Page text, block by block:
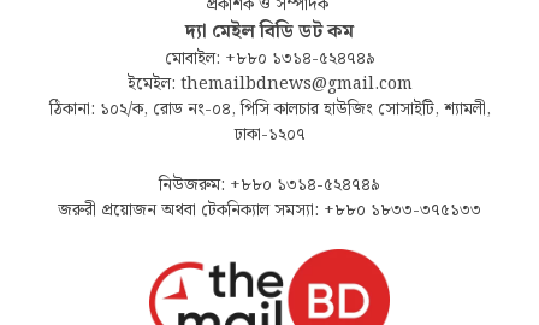
দ্যা মেইল বিডি ডট কম
মোবাইল: +৮৮০ ১৩১৪-৫২৪৭৪৯
ইমেইল: themailbdnews@gmail.com
ঠিকানা: ১০২/ক, রোড নং-০৪, পিসি কালচার হাউজিং সোসাইটি, শ্যামলী,
ঢাকা-১২০৭
নিউজরুম: +৮৮০ ১৩১৪-৫২৪৭৪৯
জরুরী প্রয়োজন অথবা টেকনিক্যাল সমস্যা: +৮৮০ ১৮৩৩-৩৭৫১৩৩